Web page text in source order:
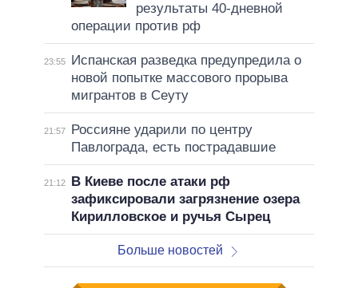
результаты 40-дневной
операции против рф
23:55
Испанская разведка предупредила о
новой попытке массового прорыва
мигрантов в Сеуту
21:57
Россияне ударили по центру
Павлограда, есть пострадавшие
21:12
В Киеве после атаки рф
зафиксировали загрязнение озера
Кирилловское и ручья Сырец
Больше новостей